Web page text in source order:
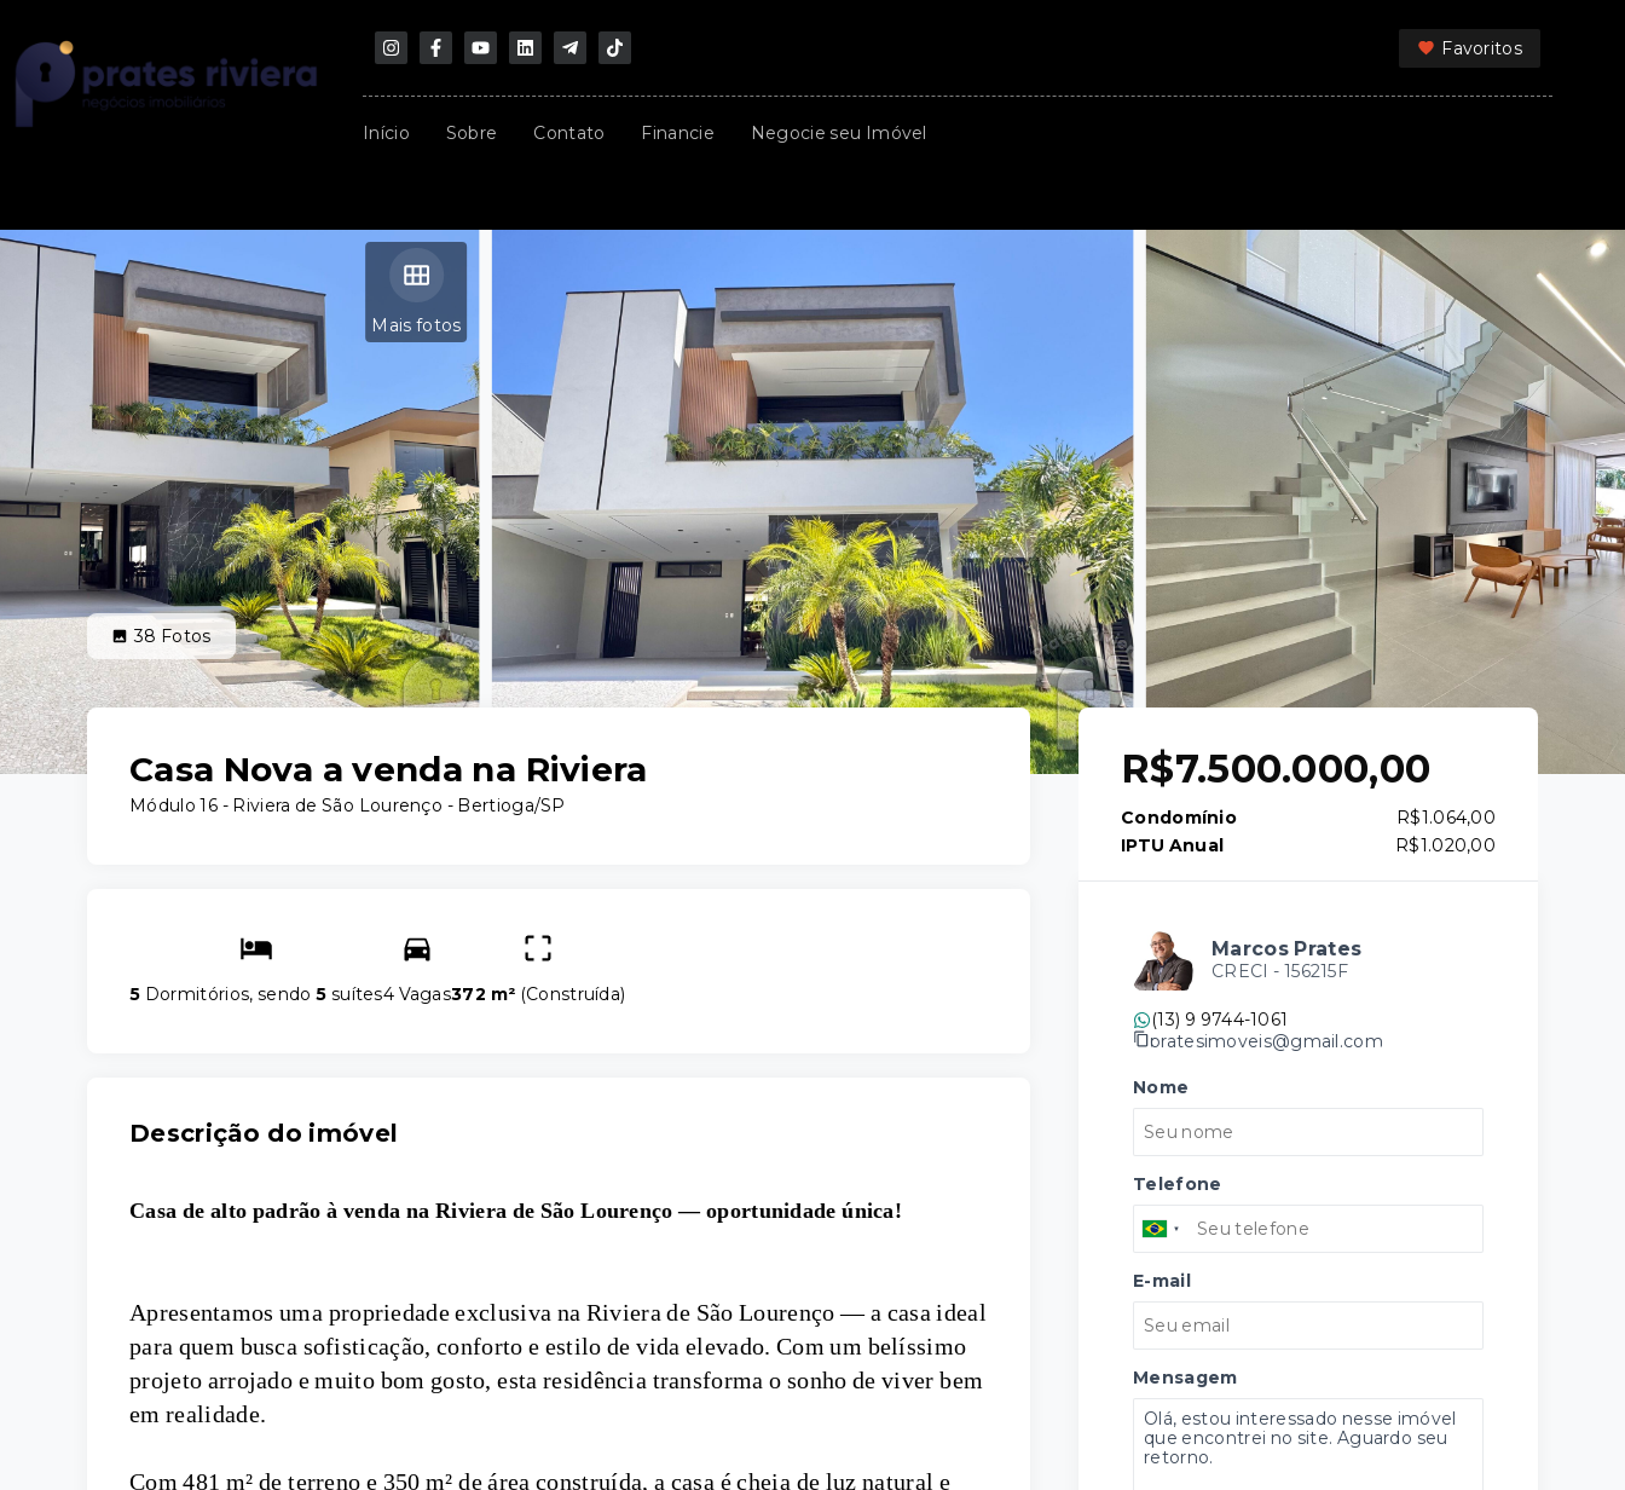
Favoritos
Início Sobre Contato Financie Negocie seu Imóvel
Mais fotos
38 Fotos
Casa Nova a venda na Riviera
Módulo 16 - Riviera de São Lourenço - Bertioga/SP
5 Dormitórios, sendo5 suítes4 Vagas372 m² (Construída)
Descrição do imóvel
Casa de alto padrão à venda na Riviera de São Lourenço — oportunidade única!
Apresentamos uma propriedade exclusiva na Riviera de São Lourenço — a casa ideal
para quem busca sofisticação, conforto e estilo de vida elevado. Com um belíssimo
projeto arrojado e muito bom gosto, esta residência transforma o sonho de viver bem
em realidade.
Com 481 m² de terreno e 350 m² de área construída, a casa é cheia de luz natural e
R$7.500.000,00
Condomínio
R$1.064,00
IPTU Anual
R$1.020,00
Marcos Prates
CRECI - 156215F
(13) 9 9744-1061
pratesimoveis@gmail.com
Nome
Telefone
E-mail
Mensagem